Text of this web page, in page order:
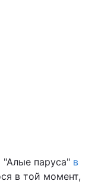
"Алые паруса" в
в той момент,